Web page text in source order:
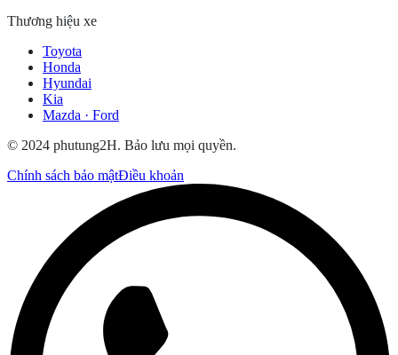
Thương hiệu xe
Toyota
Honda
Hyundai
Kia
Mazda · Ford
© 2024 phutung2H. Bảo lưu mọi quyền.
Chính sách bảo mậtĐiều khoản